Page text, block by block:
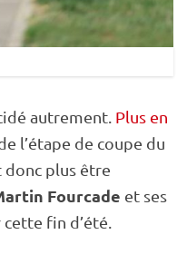
autrement. Plus en
l’étape de coupe du
donc plus être
Fourcade et ses
fin d’été.